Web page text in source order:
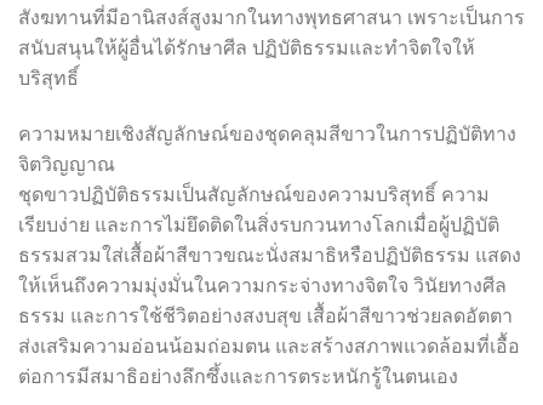
สังฆทานที่มีอานิสงส์สูงมากในทางพุทธศาสนา เพราะเป็นการ
สนับสนุนให้ผู้อื่นได้รักษาศีล ปฏิบัติธรรมและทำจิตใจให้
บริสุทธิ์
ความหมายเชิงสัญลักษณ์ของชุดคลุมสีขาวในการปฏิบัติทาง
จิตวิญญาณ
ชุดขาวปฏิบัติธรรมเป็นสัญลักษณ์ของความบริสุทธิ์ ความ
เรียบง่าย และการไม่ยึดติดในสิ่งรบกวนทางโลกเมื่อผู้ปฏิบัติ
ธรรมสวมใส่เสื้อผ้าสีขาวขณะนั่งสมาธิหรือปฏิบัติธรรม แสดง
ให้เห็นถึงความมุ่งมั่นในความกระจ่างทางจิตใจ วินัยทางศีล
ธรรม และการใช้ชีวิตอย่างสงบสุข เสื้อผ้าสีขาวช่วยลดอัตตา
ส่งเสริมความอ่อนน้อมถ่อมตน และสร้างสภาพแวดล้อมที่เอื้อ
ต่อการมีสมาธิอย่างลึกซึ้งและการตระหนักรู้ในตนเอง